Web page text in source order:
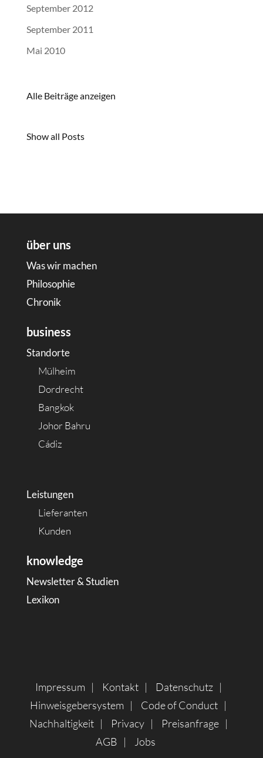
September 2012
September 2011
Mai 2010
Alle Beiträge anzeigen
Show all Posts
über uns
Was wir machen
Philosophie
Chronik
business
Standorte
Mülheim
Dordrecht
Bangkok
Johor Bahru
Cádiz
Leistungen
Lieferanten
Kunden
knowledge
Newsletter & Studien
Lexikon
Impressum Kontakt
Datenschutz
Hinweisgebersystem
Code of Conduct
Nachhaltigkeit
Privacy
Preisanfrage
AGB
Jobs